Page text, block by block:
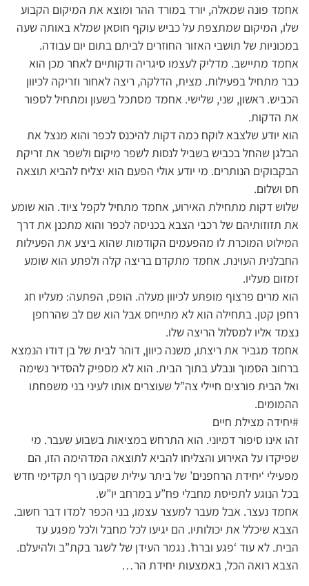
אחמד פונה שמאלה, יורד במורד ההר ומוצא את המיקום הקבוע
שלו, המיקום שמתצפת על כביש עוקף חוסאן שמלא באותה שעה
במכוניות של תושבי האזור החוזרים לביתם בתום יום עבודה.
אחמד מתיישב. מדליק לעצמו סיגריה ודקותיים לאחר מכן הוא
כבר מתחיל בפעילות. מצית, הדלקה, ריצה לאחור וזריקה לכיוון
הכביש. ראשון, שני, שלישי. אחמד מסתכל בשעון ומתחיל לספור
את הדקות.
הוא יודע שלצבא לוקח כמה דקות להיכנס לכפר והוא מנצל את
הבלגן שהחל בכביש בשביל לנסות לשפר מיקום ולשפר את זריקת
הבקבוקים הנותרים. מי יודע אולי הפעם הוא יצליח להביא תוצאה
חס ושלום.
שלוש דקות מתחילת האירוע, אחמד מתחיל לקפל ציוד. הוא שומע
את תזוזותיהם של רכבי הצבא בכניסה לכפר והוא מתכנן את דרך
המילוט המוכרת לו מהפעמים הקודמות שהוא ביצע את הפעילות
החבלנית העוינת. אחמד מתקדם בריצה קלה ולפתע הוא שומע
זמזום מעליו.
הוא מרים פרצוף מופתע לכיוון מעלה. הופס, הפתעה: מעליו חג
רחפן קטן. בתחילה הוא לא מתייחס אבל הוא שם לב שהרחפן
נצמד אליו למסלול הריצה שלו.
אחמד מגביר את ריצתו, משנה כיוון, דוהר לבית של בן דודו הנמצא
ברחוב הסמוך ונבלע בתוך הבית. הוא לא מספיק להסדיר נשימה
ואל הבית פורצים חיילי צה”ל שעוצרים אותו לעיני בני משפחתו
ההמומים.
#יחידה מצילת חיים
זהו אינו סיפור דמיוני. הוא התרחש במציאות בשבוע שעבר. מי
שפיקדו על האירוע והצליחו להביא לתוצאה המדהימה הזו, הם
מפעילי ‘יחידת הרחפנים’ של ביתר עילית שקבעו רף תקדימי חדש
בכל הנוגע לתפיסת מחבלי פח”ע במרחב יו”ש.
אחמד נעצר. אבל מעבר למעצר עצמו, בני הכפר למדו דבר חשוב.
הצבא שיכלל את יכולותיו. הם יגיעו לכל מחבל ולכל מפגע עד
הבית. לא עוד ‘פגע וברח’. נגמר העידן של לשגר בקת”ב ולהיעלם.
הצבא רואה הכל, באמצעות יחידת הר…